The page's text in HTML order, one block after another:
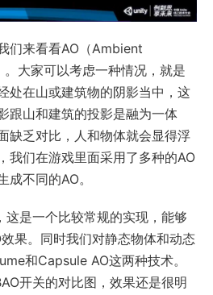
们来看看AO（Ambient
大家可以考虑一种情况，就是
处在山或建筑物的阴影当中，这
跟山和建筑的投影是融为一体
缺乏对比，人和物体就会显得浮
我们在游戏里面采用了多种的AO
不同的AO。
这是一个比较常规的实现，能够
果。同时我们对静态物体和动态
和Capsule AO这两种技术。
开关的对比图，效果还是很明